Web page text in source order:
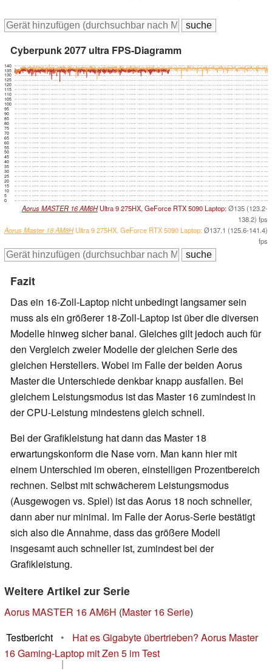
Cyberpunk 2077 ultra FPS-Diagramm
0
5
10
15
20
25
30
35
40
45
50
55
60
65
70
75
80
85
90
95
100
105
110
115
120
125
130
135
140
Aorus MASTER 16 AM6HUltra 9 275HX, GeForce RTX 5090 Laptop:Ø135 (123.2-
138.2) fps
Aorus Master 18 AM8HUltra 9 275HX, GeForce RTX 5090 Laptop:Ø137.1 (125.6-141.4)
fps
Fazit
Das ein 16-Zoll-Laptop nicht unbedingt langsamer sein
muss als ein größerer 18-Zoll-Laptop ist über die diversen
Modelle hinweg sicher banal. Gleiches gilt jedoch auch für
den Vergleich zweier Modelle der gleichen Serie des
gleichen Herstellers. Wobei im Falle der beiden Aorus
Master die Unterschiede denkbar knapp ausfallen. Bei
gleichem Leistungsmodus ist das Master 16 zumindest in
der CPU-Leistung mindestens gleich schnell.
Bei der Grafikleistung hat dann das Master 18
erwartungskonform die Nase vorn. Man kann hier mit
einem Unterschied im oberen, einstelligen Prozentbereich
rechnen. Selbst mit schwächerem Leistungsmodus
(Ausgewogen vs. Spiel) ist das Aorus 18 noch schneller,
dann aber nur minimal. Im Falle der Aorus-Serie bestätigt
sich also die Annahme, dass das größere Modell
insgesamt auch schneller ist, zumindest bei der
Grafikleistung.
Weitere Artikel zur Serie
Aorus MASTER 16 AM6H (Master 16 Serie)
Testbericht
•
Hat es Gigabyte übertrieben? Aorus Master
16 Gaming-Laptop mit Zen 5 im Test
|